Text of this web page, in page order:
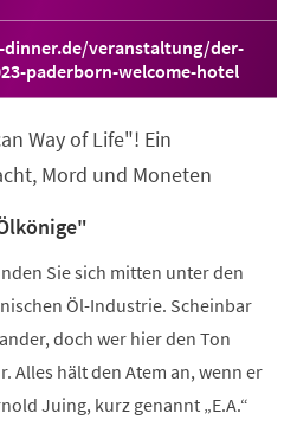
veranstaltung/der-
paderborn-welcome-hotel
Way of Life"! Ein
Mord und Moneten
Sie sich mitten unter den
Öl-Industrie. Scheinbar
doch wer hier den Ton
Alles hält den Atem an, wenn er
Juing, kurz genannt „E.A.“